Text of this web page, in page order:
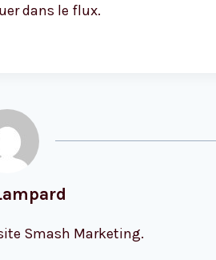
dans le flux.
Smash Marketing.